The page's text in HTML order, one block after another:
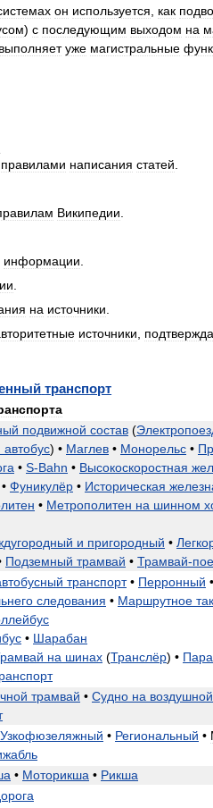
он используется как
) с последующим выходом на
выполняет уже магистральные
правилами написания статей
Википедии
информации
на источники
источники
транспорт
подвижной состав (
автобус) • Маглев • Монорельс •
• S-Bahn • Высокоскоростная
• Фуникулёр • Историческая
• Метрополитен на шинном
и пригородный •
Подземный трамвай • Трамвай-
транспорт• Перронный •
следования • Маршрутное
• Шарабан
на шинах (Транслёр) •
трамвай • Судно на воздушной
Узкофюзеляжный • Региональный •
• Моторикша • Рикша